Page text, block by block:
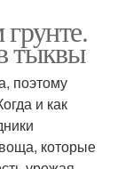
тыквы
поэтому
и как
которые